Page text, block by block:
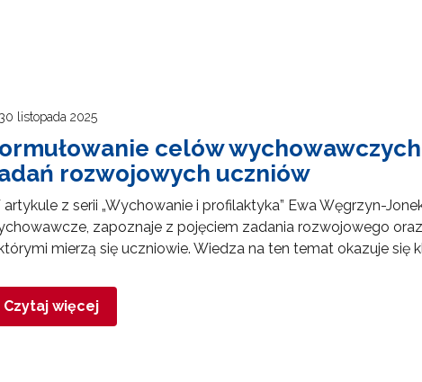
listopada 2025
celów
rozwojowych uczniów
artykule z serii „Wychowanie i profilaktyka” Ewa Węgrzyn-
zapoznaje z pojęciem zadania rozwojowego
mierzą się uczniowie. Wiedza na ten temat okazuje się
Czytaj więcej